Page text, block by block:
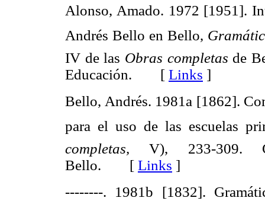
Alonso, Amado. 1972 [1951].
Andrés Bello en Bello,
IV de las Obras completas de
Educación. [ Links ]
Bello, Andrés. 1981a [1862].
para el uso de las escuelas
completas,V), 233-309.
Bello. [ Links ]
--------. 1981b [1832].